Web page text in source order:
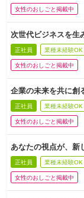
女性のおしごと掲載中
次世代ビジネスを生
正社員 業種未経験OK
女性のおしごと掲載中
企業の未来を共に創
正社員 業種未経験OK
女性のおしごと掲載中
あなたの視点が、新
正社員 業種未経験OK
女性のおしごと掲載中